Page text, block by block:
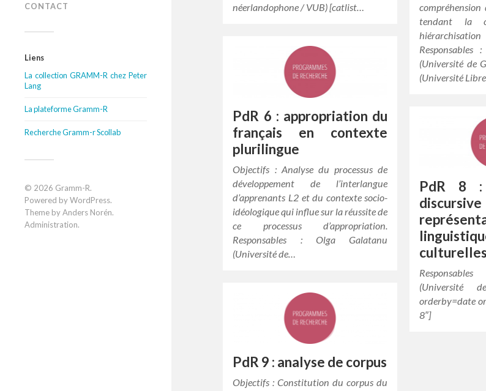
CONTACT
Liens
La collection GRAMM-R chez Peter
Lang
La plateforme Gramm-R
Recherche Gramm-r Scollab
© 2026 Gramm-R.
Powered byWordPress.
Theme byAnders Norén.
Administration.
néerlandophone / VUB) [catlist…
compréhension
tendant la
Responsables
(Université de
(Université
PdR 6 : appropriation du
français en contexte
plurilingue
Objectifs : Analyse du processus de
développement de l’interlangue
d’apprenants L2 et du contexte socio-
idéologique qui influe sur la réussite de
ce processus d’appropriation.
Responsables : Olga Galatanu
(Université de…
PdR 8 :
culturelles
(Université
orderby=date
8″]
PdR 9 : analyse de corpus
Objectifs : Constitution du corpus du